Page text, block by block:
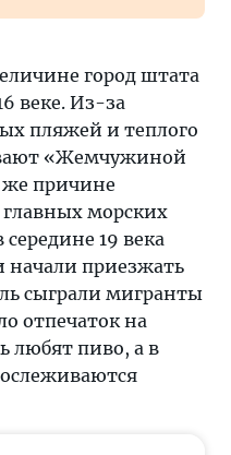
город штата
веке. Из-за
пляжей и теплого
«Жемчужиной
же причине
морских
19 века
начали приезжать
сыграли мигранты
отпечаток на
любят пиво, а в